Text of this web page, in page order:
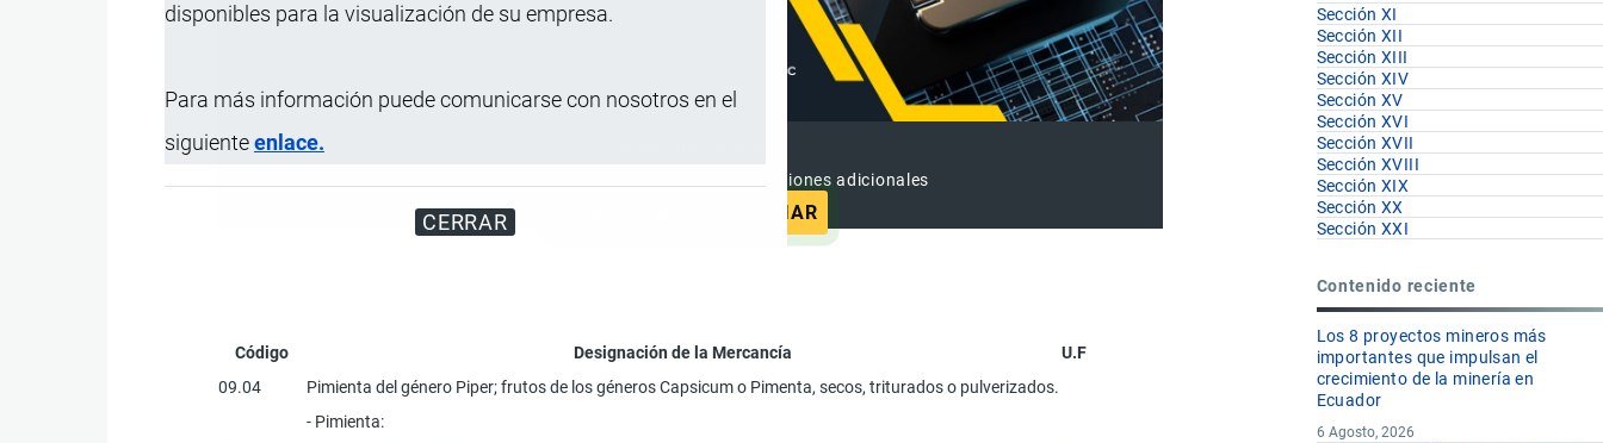
disponibles para la visualización de su empresa.
Para más información puede comunicarse con nosotros en el
siguienteenlace.
CERRAR
Disfrute de contenido sin anuncios y funciones adicionales
ANUNCIAR
Código Designación de la Mercancía
U.F
09.04
Pimienta del género Piper; frutos de los géneros Capsicum o Pimenta, secos, triturados o pulverizados.
- Pimienta:
Sección XI
Sección XII
Sección XIII
Sección XIV
Sección XV
Sección XVI
Sección XVII
Sección XVIII
Sección XIX
Sección XX
Sección XXI
Contenido reciente
Los 8 proyectos mineros más
importantes que impulsan el
crecimiento de la minería en
Ecuador
6 Agosto, 2026